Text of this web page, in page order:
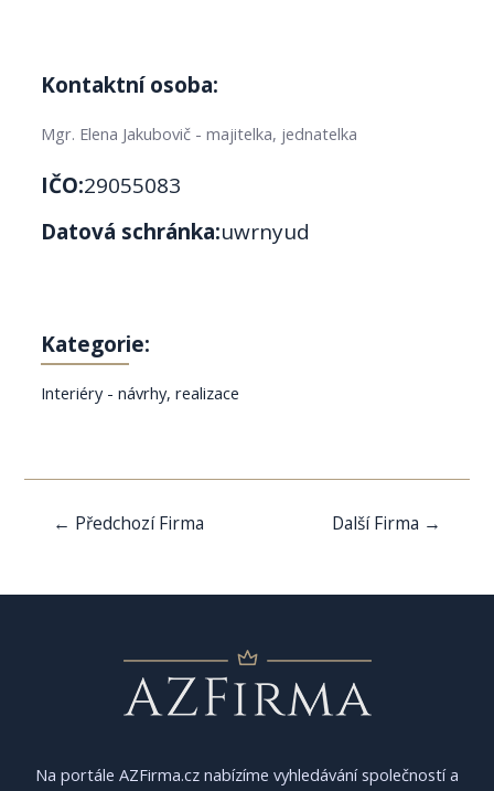
Kontaktní osoba:
Mgr. Elena Jakubovič - majitelka, jednatelka
IČO:29055083
Datová schránka:uwrnyud
Kategorie:
Interiéry - návrhy, realizace
Navigace
← Předchozí Firma Další Firma →
Na portále AZFirma.cz nabízíme vyhledávání společností a